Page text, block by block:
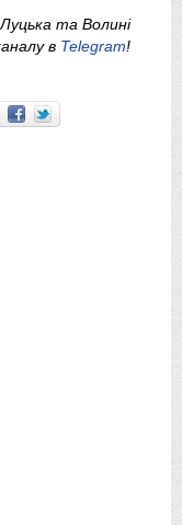
та Волині
в Telegram!